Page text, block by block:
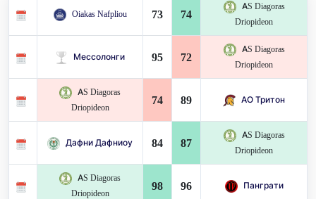
Oiakas Nafpliou 73 74
AS Diagoras
Driopideon
Мессолонги 95 72
AS Diagoras
Driopideon
AS Diagoras
Driopideon
74 89 АО Тритон
Дафни Дафниоу 84 87
AS Diagoras
Driopideon
AS Diagoras
Driopideon
98 96 Панграти